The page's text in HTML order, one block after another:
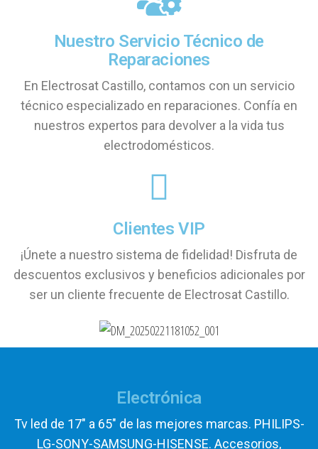
Nuestro Servicio Técnico de
Reparaciones
En Electrosat Castillo, contamos con un servicio
técnico especializado en reparaciones. Confía en
nuestros expertos para devolver a la vida tus
electrodomésticos.
Clientes VIP
¡Únete a nuestro sistema de fidelidad! Disfruta de
descuentos exclusivos y beneficios adicionales por
ser un cliente frecuente de Electrosat Castillo.
Electrónica
Tv led de 17" a 65" de las mejores marcas. PHILIPS-
LG-SONY-SAMSUNG-HISENSE. Accesorios,